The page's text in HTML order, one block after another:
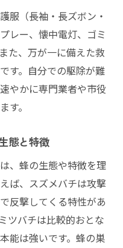
服（長袖・長ズボン・
レー、懐中電灯、ゴミ
た、万が一に備えた救
す。自分での駆除が難
やかに専門業者や市役
す。
態と特徴
、蜂の生態や特徴を理
ば、スズメバチは攻撃
反撃してくる特性があ
ツバチは比較的おとな
能は強いです。蜂の巣